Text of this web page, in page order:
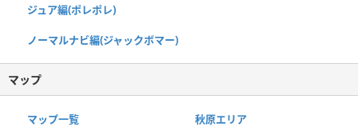
ジュア編(ポレポレ)
ノーマルナビ編(ジャックボマー)
マップ
マップ一覧 秋原エリア